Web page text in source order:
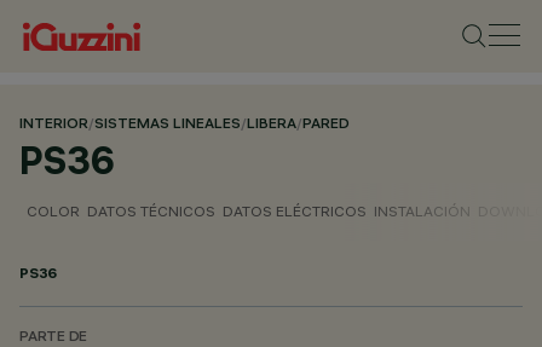
INTERIOR/SISTEMAS LINEALES/LIBERA/PARED
PS36
COLOR DATOS TÉCNICOS DATOS ELÉCTRICOS INSTALACIÓN
PS36
PARTE DE